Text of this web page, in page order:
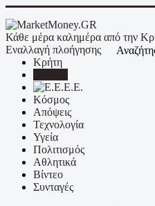
Κάθε μέρα καλημέρα από την
Εναλλαγή πλοήγησης
Κρήτη
Ε.Ε.
Κόσμος
Απόψεις
Τεχνολογία
Υγεία
Πολιτισμός
Αθλητικά
Βίντεο
Συνταγές